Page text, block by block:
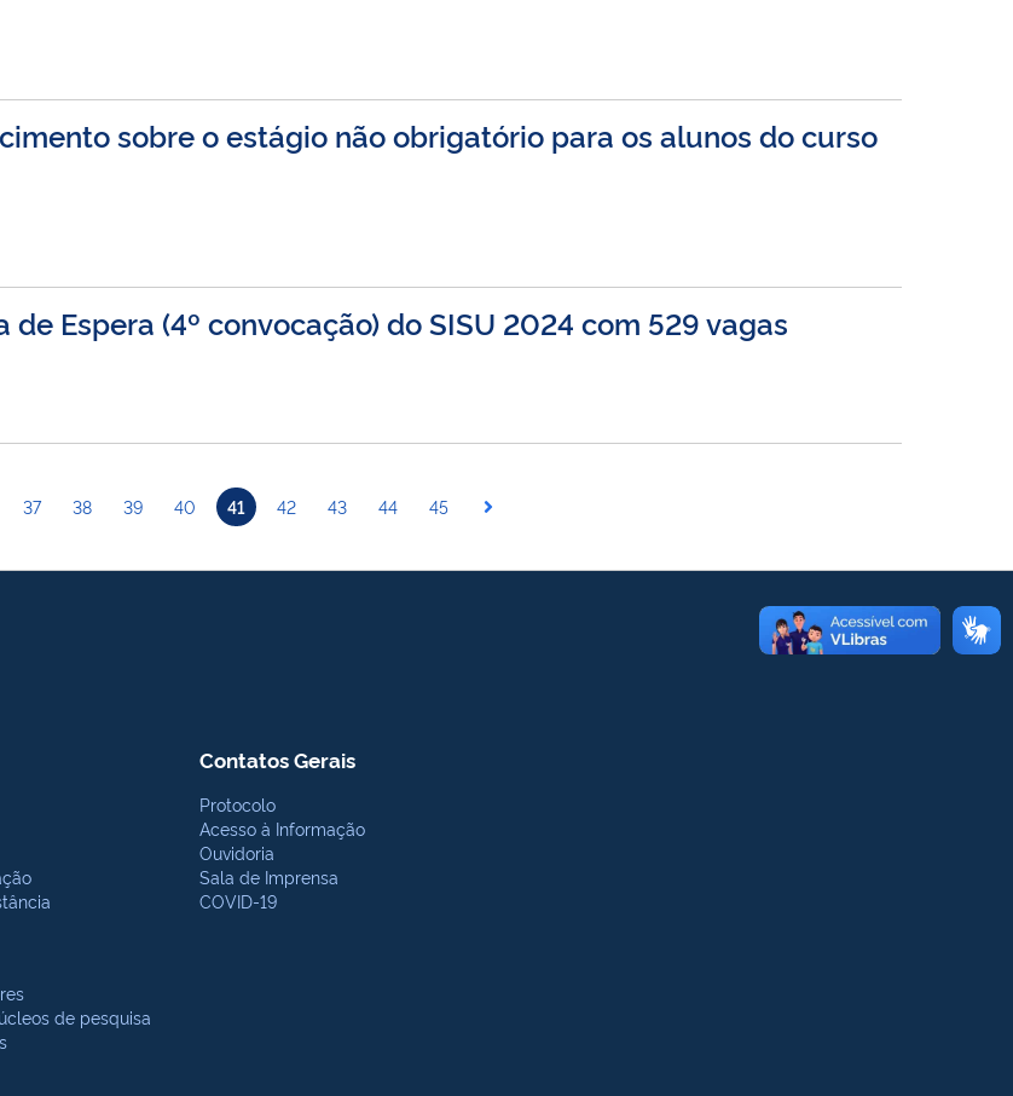
sobre o estágio não obrigatório para os alunos do curso
Espera (4º convocação) do SISU 2024 com 529 vagas
37 38 39 40 41 42 43 44 45
de pesquisa
Contatos Gerais
Protocolo
Acesso à Informação
Ouvidoria
Sala de Imprensa
COVID-19